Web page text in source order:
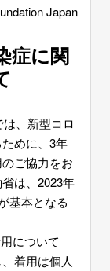
Japan
症に関
、新型コロ
めに、3年
ご協力をお
は、2023年
基本となる
について
着用は個人